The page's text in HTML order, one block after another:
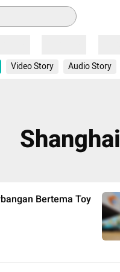
Video Story Audio Story
Shanghai
Bertema Toy